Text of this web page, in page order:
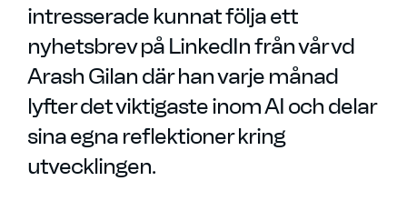
intresserade kunnat följa ett
nyhetsbrev på LinkedIn från vår vd
Arash Gilan där han varje månad
lyfter det viktigaste inom AI och delar
sina egna reflektioner kring
utvecklingen.